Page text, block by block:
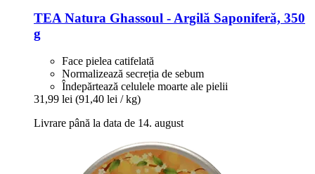
TEA Natura Ghassoul -​ Argilă Saponiferă, 350
g
Face pielea catifelată
Normalizează secreția de sebum
Îndepărtează celulele moarte ale pielii
31,99 lei (91,40 lei / kg)
Livrare până la data de 14. august